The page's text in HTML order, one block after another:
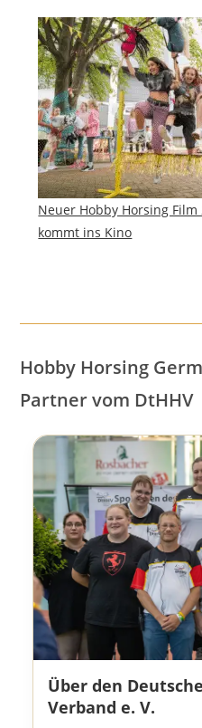
Neuer Hobby Horsing Film
kommt ins Kino
Hobby Horsing
Partner vom DtHHV
Über den
Verband e. V.